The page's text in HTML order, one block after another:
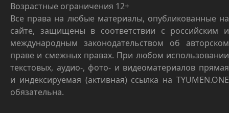
Возрастные ограничения 12+
Все права на любые материалы, опубликованные на
сайте, защищены в соответствии с российским и
международным законодательством об авторском
праве и смежных правах. При любом использовании
текстовых, аудио-, фото- и видеоматериалов прямая
и индексируемая (активная) ссылка на TYUMEN.ONE
обязательна.